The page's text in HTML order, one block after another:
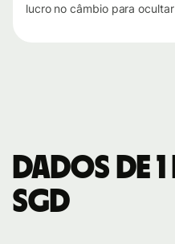
lucro no câmbio para
Dados de
SGD